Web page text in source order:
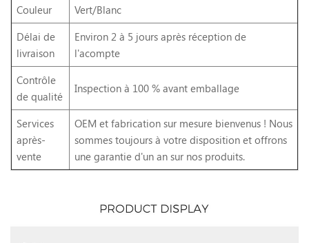
Couleur
Vert/Blanc
Délai de
livraison
Environ 2 à 5 jours après réception de
l'acompte
Contrôle
de qualité
Inspection à 100 % avant emballage
Services
après-
vente
OEM et fabrication sur mesure bienvenus ! Nous
sommes toujours à votre disposition et offrons
une garantie d'un an sur nos produits.